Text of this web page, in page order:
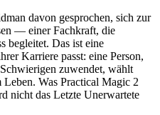
davon gesprochen, sich zur
— einer Fachkraft, die
begleitet. Das ist eine
Karriere passt: eine Person,
zuwendet, wählt
Was Practical Magic 2
nicht das Letzte Unerwartete